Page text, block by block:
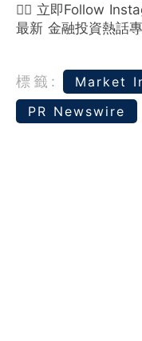
👉🏻 立即Follow
最新 金融投資熱話
標籤:
Market
PR Newswire